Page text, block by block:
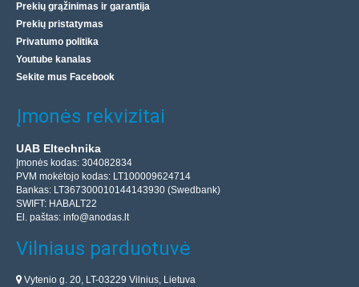
Prekių grąžinimas ir garantija
Prekių pristatymas
Privatumo politika
Youtube kanalas
Sekite mus Facebook
Įmonės rekvizitai
UAB Eltechnika
Įmonės kodas: 304082834
PVM mokėtojo kodas: LT100009624714
Bankas: LT367300010144143930 (Swedbank)
SWIFT: HABALT22
El. paštas: info@anodas.lt
Vilniaus parduotuvė
Vytenio g. 20, LT-03229 Vilnius, Lietuva